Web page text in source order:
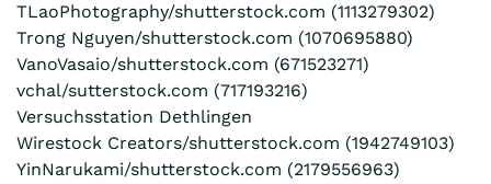
TLaoPhotography/shutterstock.com (1113279302)
Trong Nguyen/shutterstock.com (1070695880)
VanoVasaio/shutterstock.com (671523271)
vchal/sutterstock.com (717193216)
Versuchsstation Dethlingen
Wirestock Creators/shutterstock.com (1942749103)
YinNarukami/shutterstock.com (2179556963)